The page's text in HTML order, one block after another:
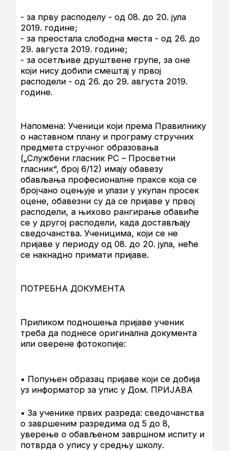
- за прву расподелу - од 08. до 20. јула
2019. године;
- за преостала слободна места - од 26. до
29. августа 2019. године;
- за осетљиве друштвене групе, за оне
који нису добили смештај у првој
расподели - од 26. до 29. августа 2019.
године.
Напомена: Ученици који према Правилнику
о наставном плану и програму стручних
предмета стручног образовања
(„Службени гласник РС – Просветни
гласник“, број 6/12) имају обавезу
обављања професионалне праксе која се
бројчано оцењује и улази у укупан просек
оцене, обавезни су да се пријаве у првој
расподели, а њихово рангирање обавиће
се у другој расподели, када достављају
сведочанства. Ученицима, који се не
пријаве у периоду од 08. до 20. јула, неће
се накнадно примати пријаве.
ПОТРЕБНА ДОКУМЕНТА
Приликом подношења пријаве ученик
треба да поднесе оригинална документа
или оверене фотокопије:
• Попуњен образац пријаве који се добија
уз информатор за упис у Дом. ПРИЈАВА
• За ученике првих разреда: сведочанства
о завршеним разредима од 5 до 8,
уверење о обављеном завршном испиту и
потврда о упису у средњу школу.